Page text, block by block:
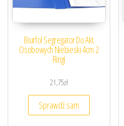
Biurfol Segregator Do Akt
Osobowych Niebieski 4cm 2
Ringi
21,75zł
Sprawdź sam